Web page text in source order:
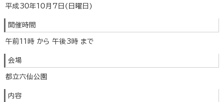
平成30年10月7日(日曜日)
開催時間
午前11時 から 午後3時 まで
会場
都立六仙公園
内容